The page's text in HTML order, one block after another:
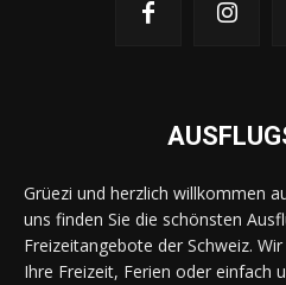
Grüezi und herzlich willkommen
uns finden Sie die schönsten
Freizeitangebote der Schweiz.
Ihre Freizeit, Ferien oder einfach